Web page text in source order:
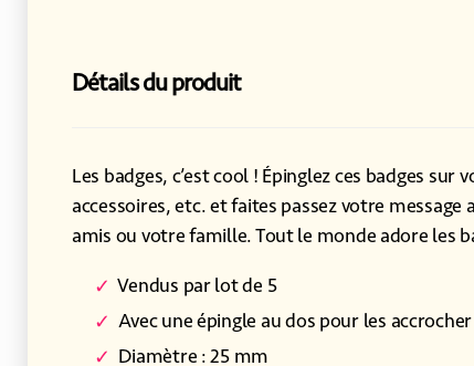
Détails du produit
Les badges, c’est cool ! Épinglez ces badges sur
accessoires, etc. et faites passez votre message
amis ou votre famille. Tout le monde adore les
Vendus par lot de 5
Avec une épingle au dos pour les accrocher
Diamètre : 25 mm